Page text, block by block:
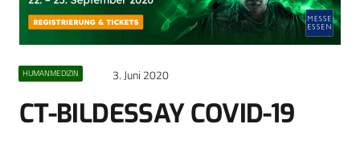
HUMANMEDIZIN 3. Juni 2020
CT-BILDESSAY COVID-19